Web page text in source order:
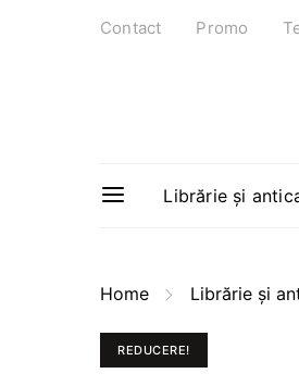
Contact Promo
Librărie și
Home Librărie și
REDUCERE!